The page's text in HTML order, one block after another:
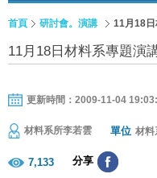
首頁 研討會。演講 11月18
11月18日材料系專題演
更新時間：2009-11-04
材料系所李若雲 單位 材料
7,133 分享